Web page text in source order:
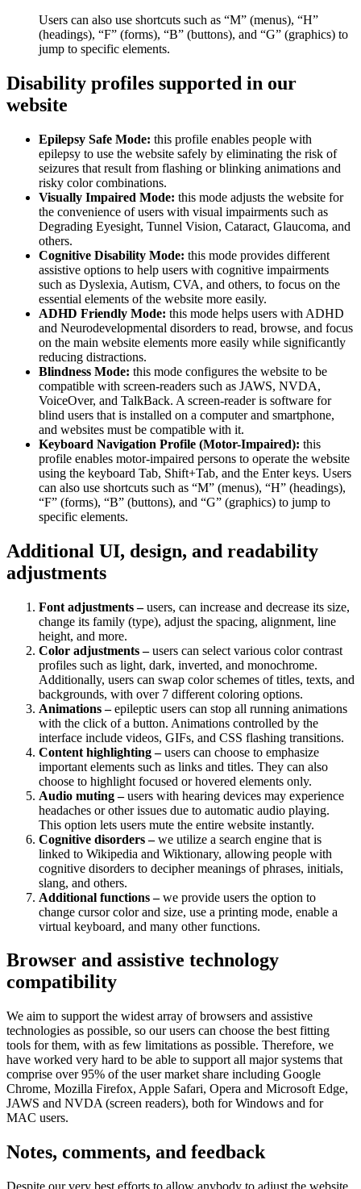
Users can also use shortcuts such as “M” (menus), “H”
(headings), “F” (forms), “B” (buttons), and “G” (graphics) to
jump to specific elements.
Disability profiles supported in our
website
Epilepsy Safe Mode: this profile enables people with
epilepsy to use the website safely by eliminating the risk of
seizures that result from flashing or blinking animations and
risky color combinations.
Visually Impaired Mode: this mode adjusts the website for
the convenience of users with visual impairments such as
Degrading Eyesight, Tunnel Vision, Cataract, Glaucoma, and
others.
Cognitive Disability Mode: this mode provides different
assistive options to help users with cognitive impairments
such as Dyslexia, Autism, CVA, and others, to focus on the
essential elements of the website more easily.
ADHD Friendly Mode: this mode helps users with ADHD
and Neurodevelopmental disorders to read, browse, and focus
on the main website elements more easily while significantly
reducing distractions.
Blindness Mode: this mode configures the website to be
compatible with screen-readers such as JAWS, NVDA,
VoiceOver, and TalkBack. A screen-reader is software for
blind users that is installed on a computer and smartphone,
and websites must be compatible with it.
Keyboard Navigation Profile (Motor-Impaired): this
profile enables motor-impaired persons to operate the website
using the keyboard Tab, Shift+Tab, and the Enter keys. Users
can also use shortcuts such as “M” (menus), “H” (headings),
“F” (forms), “B” (buttons), and “G” (graphics) to jump to
specific elements.
Additional UI, design, and readability
adjustments
Font adjustments –users, can increase and decrease its size,
change its family (type), adjust the spacing, alignment, line
height, and more.
Color adjustments –users can select various color contrast
profiles such as light, dark, inverted, and monochrome.
Additionally, users can swap color schemes of titles, texts, and
backgrounds, with over 7 different coloring options.
Animations –epileptic users can stop all running animations
with the click of a button. Animations controlled by the
interface include videos, GIFs, and CSS flashing transitions.
Content highlighting –users can choose to emphasize
important elements such as links and titles. They can also
choose to highlight focused or hovered elements only.
Audio muting –users with hearing devices may experience
headaches or other issues due to automatic audio playing.
This option lets users mute the entire website instantly.
Cognitive disorders –we utilize a search engine that is
linked to Wikipedia and Wiktionary, allowing people with
cognitive disorders to decipher meanings of phrases, initials,
slang, and others.
Additional functions –we provide users the option to
change cursor color and size, use a printing mode, enable a
virtual keyboard, and many other functions.
Browser and assistive technology
compatibility
We aim to support the widest array of browsers and assistive
technologies as possible, so our users can choose the best fitting
tools for them, with as few limitations as possible. Therefore, we
have worked very hard to be able to support all major systems that
comprise over 95% of the user market share including Google
Chrome, Mozilla Firefox, Apple Safari, Opera and Microsoft Edge,
JAWS and NVDA (screen readers), both for Windows and for
MAC users.
Notes, comments, and feedback